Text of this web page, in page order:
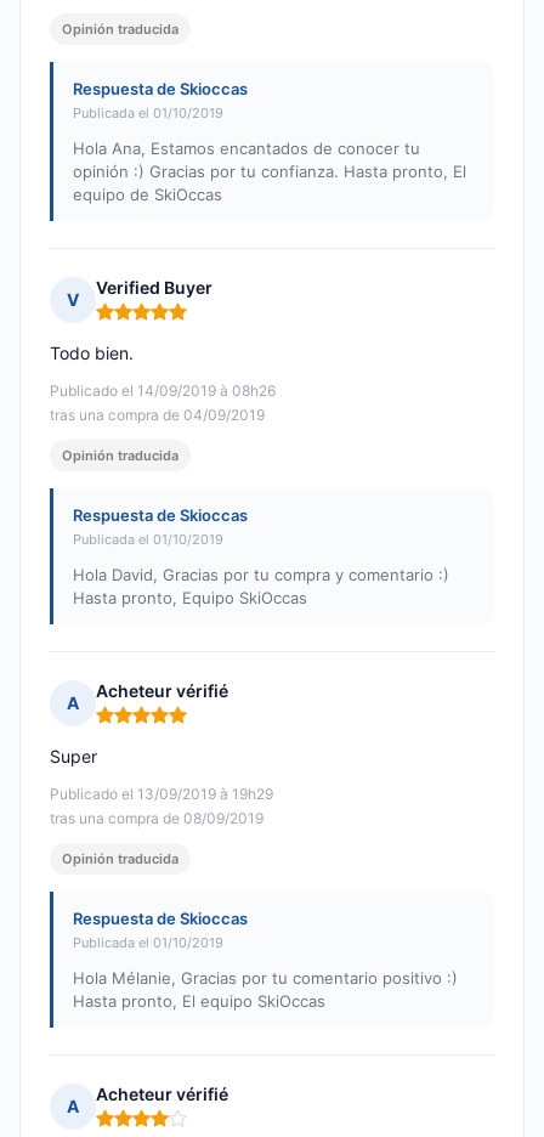
Opinión traducida
Respuesta de Skioccas
Publicada el 01/10/2019
Hola Ana, Estamos encantados de conocer tu
opinión :) Gracias por tu confianza. Hasta pronto, El
equipo de SkiOccas
V
Verified Buyer
Nota: 5 de 5
Publicado el 14/09/2019 à 08h26
tras una compra de 04/09/2019
Todo bien.
Opinión traducida
Respuesta de Skioccas
Publicada el 01/10/2019
Hola David, Gracias por tu compra y comentario :)
Hasta pronto, Equipo SkiOccas
A
Acheteur vérifié
Nota: 5 de 5
Publicado el 13/09/2019 à 19h29
tras una compra de 08/09/2019
Super
Opinión traducida
Respuesta de Skioccas
Publicada el 01/10/2019
Hola Mélanie, Gracias por tu comentario positivo :)
Hasta pronto, El equipo SkiOccas
A
Acheteur vérifié
Nota: 4 de 5